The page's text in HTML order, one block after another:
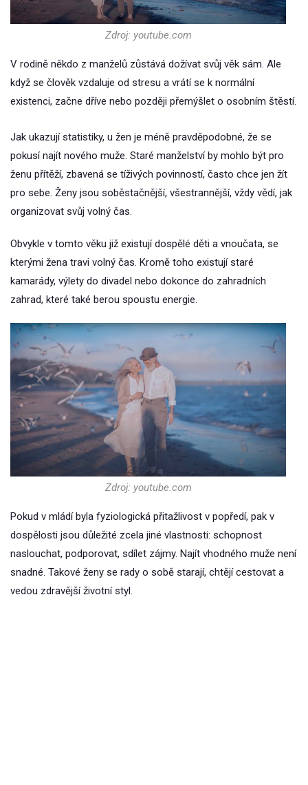
Zdroj: youtube.com
V rodině někdo z manželů zůstává dožívat svůj věk sám. Ale
když se člověk vzdaluje od stresu a vrátí se k normální
existenci, začne dříve nebo později přemýšlet o osobním štěstí.
Jak ukazují statistiky, u žen je méně pravděpodobné, že se
pokusí najít nového muže. Staré manželství by mohlo být pro
ženu přítěží, zbavená se tíživých povinností, často chce jen žít
pro sebe. Ženy jsou soběstačnější, všestrannější, vždy vědí, jak
organizovat svůj volný čas.
Obvykle v tomto věku již existují dospělé děti a vnoučata, se
kterými žena travi volný čas. Kromě toho existují staré
kamarády, výlety do divadel nebo dokonce do zahradních
zahrad, které také berou spoustu energie.
Zdroj: youtube.com
Pokud v mládí byla fyziologická přitažlivost v popředí, pak v
dospělosti jsou důležité zcela jiné vlastnosti: schopnost
naslouchat, podporovat, sdílet zájmy. Najít vhodného muže není
snadné. Takové ženy se rady o sobě starají, chtějí cestovat a
vedou zdravější životní styl.